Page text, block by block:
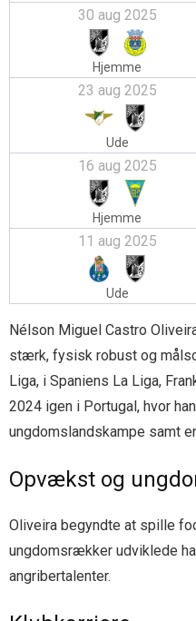
30 aug 2025
Hjemme
23 aug 2025
Ude
16 aug 2025
Hjemme
11 aug 2025
Ude
Nélson Miguel Castro
stærk, fysisk robust og
Liga, i Spaniens La Liga,
2024 igen i Portugal, hvor
ungdomslandskampe samt
Opvækst og
Oliveira begyndte at spille
ungdomsrækker udviklede
angribertalenter.